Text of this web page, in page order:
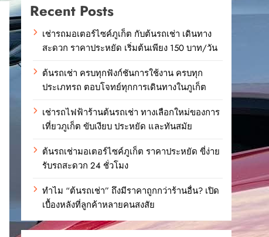
Recent Posts
เช่ารถมอเตอร์ไซค์ภูเก็ต กับต้นรถเช่า เดินทาง
สะดวก ราคาประหยัด เริ่มต้นเพียง 150 บาท/วัน
ต้นรถเช่า ครบทุกฟังก์ชันการใช้งาน ครบทุก
ประเภทรถ ตอบโจทย์ทุกการเดินทางในภูเก็ต
เช่ารถไฟฟ้าร้านต้นรถเช่า ทางเลือกใหม่ของการ
เที่ยวภูเก็ต ขับเงียบ ประหยัด และทันสมัย
ต้นรถเช่ามอเตอร์ไซค์ภูเก็ต ราคาประหยัด ขี่ง่าย
รับรถสะดวก 24 ชั่วโมง
ทำไม “ต้นรถเช่า” ถึงมีราคาถูกกว่าร้านอื่น? เปิด
เบื้องหลังที่ลูกค้าหลายคนสงสัย